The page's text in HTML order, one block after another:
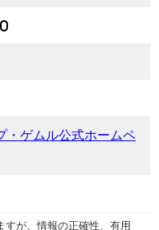
・ゲムル公式ホームペ
が、情報の正確性、有用